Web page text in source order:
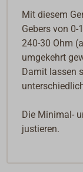
Mit diesem
Gebers von
240-30 Ohm
umgekehrt
Damit lassen
Die Minimal-
justieren.